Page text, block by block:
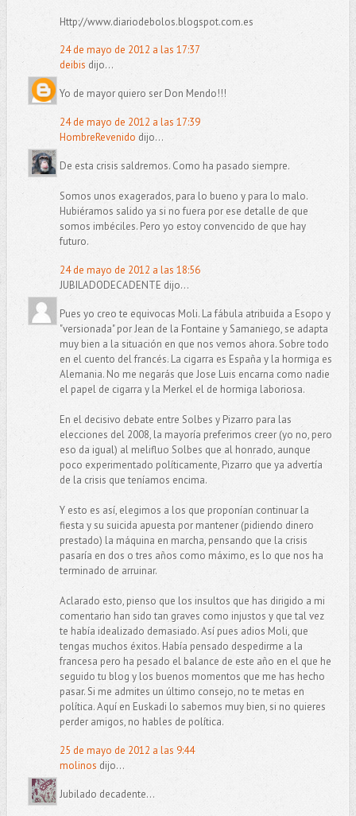
Http://www.diariodebolos.blogspot.com.es
24 de mayo de 2012 a las 17:37
deibis dijo...
Yo de mayor quiero ser Don Mendo!!!
24 de mayo de 2012 a las 17:39
HombreRevenido dijo...
De esta crisis saldremos. Como ha pasado siempre.
Somos unos exagerados, para lo bueno y para lo malo.
Hubiéramos salido ya si no fuera por ese detalle de que
somos imbéciles. Pero yo estoy convencido de que hay
futuro.
24 de mayo de 2012 a las 18:56
JUBILADODECADENTE dijo...
Pues yo creo te equivocas Moli. La fábula atribuida a Esopo y
"versionada" por Jean de la Fontaine y Samaniego, se adapta
muy bien a la situación en que nos vemos ahora. Sobre todo
en el cuento del francés. La cigarra es España y la hormiga es
Alemania. No me negarás que Jose Luis encarna como nadie
el papel de cigarra y la Merkel el de hormiga laboriosa.
En el decisivo debate entre Solbes y Pizarro para las
elecciones del 2008, la mayoría preferimos creer (yo no, pero
eso da igual) al melifluo Solbes que al honrado, aunque
poco experimentado políticamente, Pizarro que ya advertía
de la crisis que teníamos encima.
Y esto es así, elegimos a los que proponían continuar la
fiesta y su suicida apuesta por mantener (pidiendo dinero
prestado) la máquina en marcha, pensando que la crisis
pasaría en dos o tres años como máximo, es lo que nos ha
terminado de arruinar.
Aclarado esto, pienso que los insultos que has dirigido a mi
comentario han sido tan graves como injustos y que tal vez
te había idealizado demasiado. Así pues adios Moli, que
tengas muchos éxitos. Había pensado despedirme a la
francesa pero ha pesado el balance de este año en el que he
seguido tu blog y los buenos momentos que me has hecho
pasar. Si me admites un último consejo, no te metas en
política. Aquí en Euskadi lo sabemos muy bien, si no quieres
perder amigos, no hables de política.
25 de mayo de 2012 a las 9:44
molinos dijo...
Jubilado decadente...